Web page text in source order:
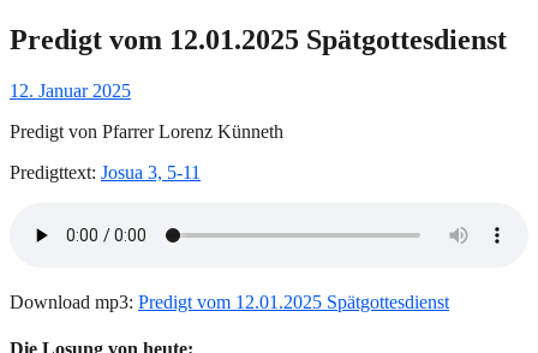
Predigt vom 12.01.2025 Spätgottesdienst
Gepostet
12. Januar 2025
Predigt von Pfarrer Lorenz Künneth
Predigttext: Josua 3, 5-11
Download mp3: Predigt vom 12.01.2025 Spätgottesdienst
Die Losung von heute: